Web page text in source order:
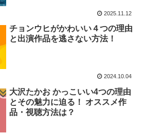
2025.11.12
チョンウヒがかわいい４つの理由
と出演作品を逃さない方法！
2024.10.04
大沢たかお かっこいい4つの理由
とその魅力に迫る！ オススメ作
品・視聴方法は？